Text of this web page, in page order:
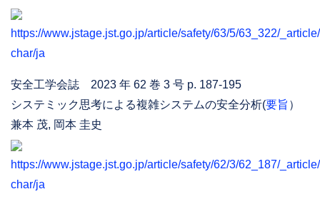
https://www.jstage.jst.go.jp/article/safety/63/5/63_322/
char/ja
安全工学会誌 2023 年 62 巻 3 号 p. 187-195
システミック思考による複雑システムの安全分析(要旨 ）
兼本 茂, 岡本 圭史
https://www.jstage.jst.go.jp/article/safety/62/3/62_187/
char/ja